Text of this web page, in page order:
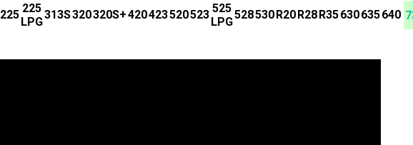
225 225
LPG
313S320320S+420423520523 525
LPG
528530R20R28R35630635640